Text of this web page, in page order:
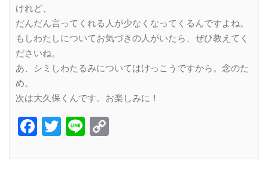
けれど、
だんだん言ってくれる人が少なくなってくるんですよね。
もしわたしについてお気づきの人がいたら、ぜひ教えてく
ださいね。
あ、シミしわたるみについてはけっこうですから。念のた
め。
次は大久保くんです。お楽しみに！
Facebook
Twitter
Line